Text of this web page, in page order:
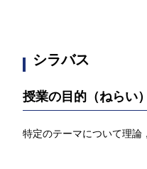
シラバス
授業の目的（ねらい
特定のテーマについて理論